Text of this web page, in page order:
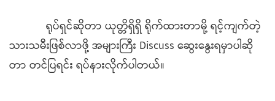
ရုပ်ရှင်ဆိုတာ ယုတ္တိရှိရှိ ရိုက်ထားတာမို့ ရင့်ကျက်တဲ့
သားသမီးဖြစ်လာဖို့ အများကြီး Discuss ဆွေးနွေးရမှာပါဆို
တာ တင်ပြရင်း ရပ်နားလိုက်ပါတယ်။